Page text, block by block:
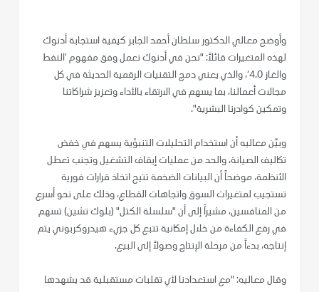
وأوضح معالي الدكتور سلطان أحمد الجابر كيفية استجابة أدنوك
لهذه المتغيرات قائلاً: "نحن في أدنوك نعمل وفق مفهوم ’النفط
والغاز 4.0‘، والذي يعني دمج التقنيات الرقمية الحديثة في كل
مجالات أعمالنا، بما يسهم في الارتقاء بالأداء وتعزيز شراكاتنا
وتمكين كوادرنا البشرية".
وبيّن معاليه أن استخدام التحليلات التنبؤية يسهم في خفض
تكاليف الصيانة، والحد من عمليات إيقاف التشغيل وتجنب تعطل
الأنظمة، موضحاً أن البيانات الضخمة تتيح اتخاذ قرارات فورية
تستجيب لمتغيرات السوق واتجاهات القطاع، وذلك على نحو أسرع
من المنافسين، مشيراً إلى أن "سلسلة الكتل" (بلوك تشين) تسهم
في رفع الكفاءة من خلال إمكانية تتبع كل جزيء هيدروكربوني يتم
إنتاجه، بدءاً من مرحلة الإنتاج وصولاً إلى البيع.
وقال معاليه: "مع استعدادنا لأي تقلبات مستقبلية قد يشهدها